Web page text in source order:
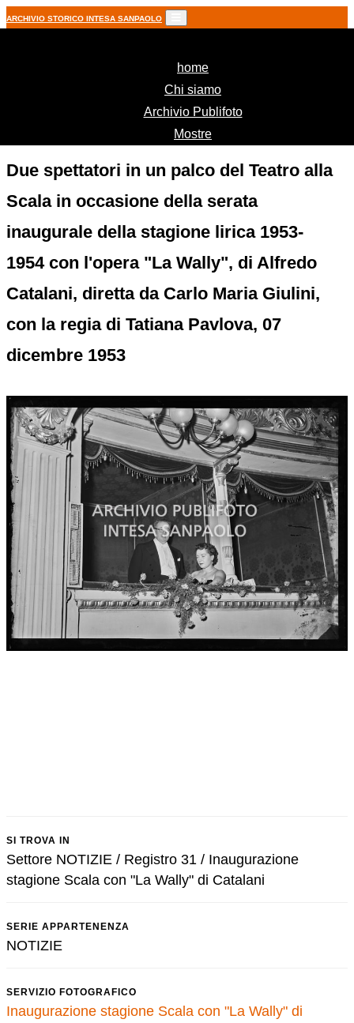
ARCHIVIO STORICO INTESA SANPAOLO
home(current)
Chi siamo
Archivio Publifoto
Mostre
Due spettatori in un palco del Teatro alla
Scala in occasione della serata
inaugurale della stagione lirica 1953-
1954 con l'opera "La Wally", di Alfredo
Catalani, diretta da Carlo Maria Giulini,
con la regia di Tatiana Pavlova, 07
dicembre 1953
SI TROVA IN
Settore NOTIZIE / Registro 31 / Inaugurazione
stagione Scala con "La Wally" di Catalani
SERIE APPARTENENZA
NOTIZIE
SERVIZIO FOTOGRAFICO
Inaugurazione stagione Scala con "La Wally" di